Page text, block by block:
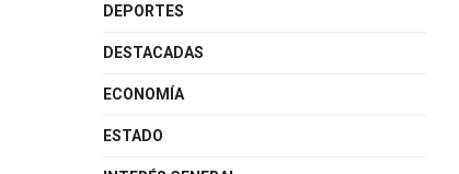
DEPORTES
DESTACADAS
ECONOMÍA
ESTADO